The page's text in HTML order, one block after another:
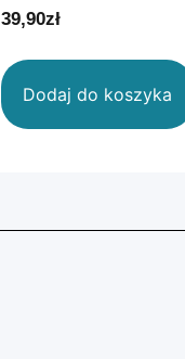
39,90zł
Dodaj do koszyka